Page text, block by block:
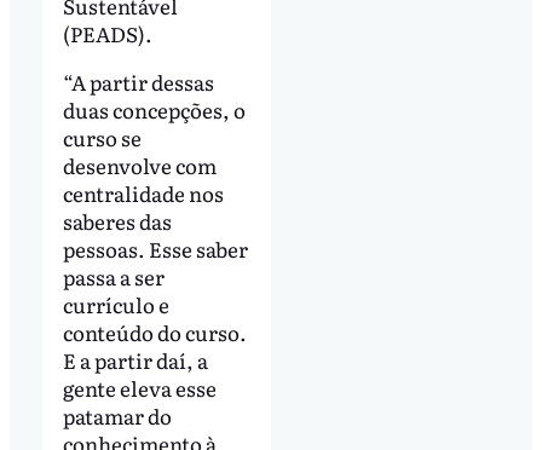
(PEADS).
“A partir dessas
duas concepções, o
curso se
desenvolve com
centralidade nos
saberes das
pessoas. Esse saber
passa a ser
currículo e
conteúdo do curso.
E a partir daí, a
gente eleva esse
patamar do
conhecimento à